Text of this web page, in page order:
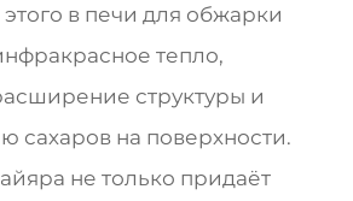
в печи для обжарки
тепло,
структуры и
сахаров на поверхности.
не только придаёт